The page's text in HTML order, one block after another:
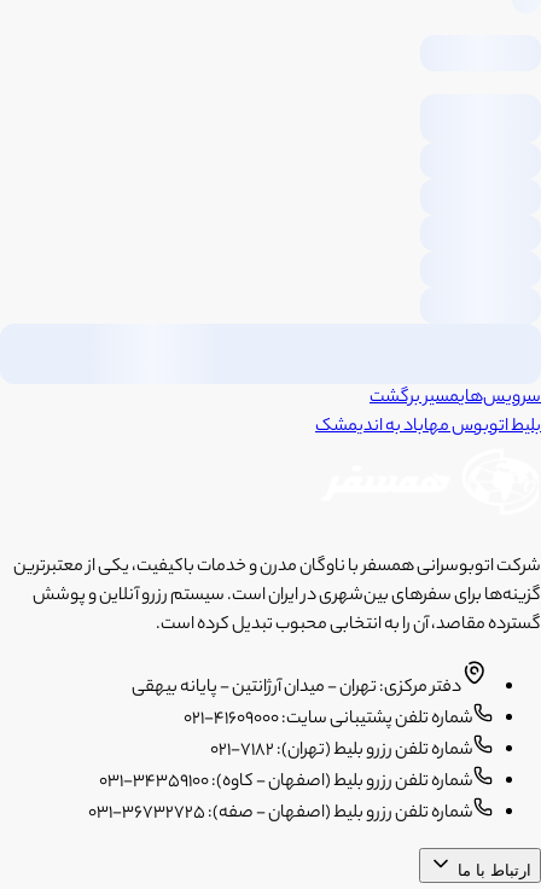
سرویس‌هایمسیر برگشت
بلیط اتوبوسمهابادبهاندیمشک
شرکت اتوبوسرانی همسفر با ناوگان مدرن و خدمات باکیفیت، یکی از معتبرترین
گزینه‌ها برای سفرهای بین‌شهری در ایران است. سیستم رزرو آنلاین و پوشش
گسترده مقاصد، آن را به انتخابی محبوب تبدیل کرده است.
دفتر مرکزی: تهران - میدان آرژانتین - پایانه بیهقی
شماره تلفن پشتیبانی سایت: 41609000-021
شماره تلفن رزرو بلیط (تهران): 7182-021
شماره تلفن رزرو بلیط (اصفهان - کاوه): 34359100-031
شماره تلفن رزرو بلیط (اصفهان - صفه): 36732725-031
ارتباط با ما